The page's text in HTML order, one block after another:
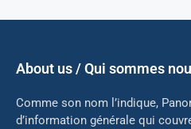
About us / Qui sommes
Comme son nom l’indique,
d’information générale qui